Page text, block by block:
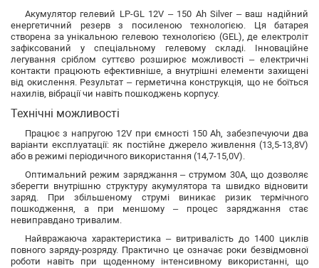
Акумулятор гелевий LP-GL 12V – 150 Ah Silver – ваш надійний
енергетичний резерв з посиленою технологією. Ця батарея
створена за унікальною гелевою технологією (GEL), де електроліт
зафіксований у спеціальному гелевому складі. Інноваційне
легування сріблом суттєво розширює можливості – електричні
контакти працюють ефективніше, а внутрішні елементи захищені
від окислення. Результат – герметична конструкція, що не боїться
нахилів, вібрації чи навіть пошкоджень корпусу.
Технічні можливості
Працює з напругою 12V при ємності 150 Ah, забезпечуючи два
варіанти експлуатації: як постійне джерело живлення (13,5-13,8V)
або в режимі періодичного використання (14,7-15,0V).
Оптимальний режим заряджання – струмом 30А, що дозволяє
зберегти внутрішню структуру акумулятора та швидко відновити
заряд. При збільшеному струмі виникає ризик термічного
пошкодження, а при меншому – процес заряджання стає
невиправдано тривалим.
Найвражаюча характеристика – витривалість до 1400 циклів
повного заряду-розряду. Практично це означає роки безвідмовної
роботи навіть при щоденному інтенсивному використанні, що